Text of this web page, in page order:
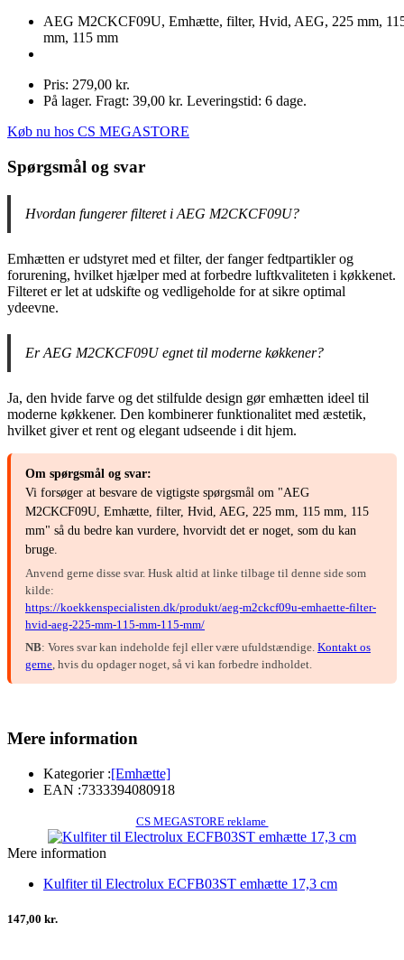
AEG M2CKCF09U, Emhætte, filter, Hvid, AEG, 225 mm,
mm, 115 mm
Pris: 279,00 kr.
På lager. Fragt: 39,00 kr. Leveringstid: 6 dage.
Køb nu hos CS MEGASTORE
Spørgsmål og svar
Hvordan fungerer filteret i AEG M2CKCF09U?
Emhætten er udstyret med et filter, der fanger fedtpartikler og
forurening, hvilket hjælper med at forbedre luftkvaliteten i køkkenet.
Filteret er let at udskifte og vedligeholde for at sikre optimal
ydeevne.
Er AEG M2CKCF09U egnet til moderne køkkener?
Ja, den hvide farve og det stilfulde design gør emhætten ideel til
moderne køkkener. Den kombinerer funktionalitet med æstetik,
hvilket giver et rent og elegant udseende i dit hjem.
Om spørgsmål og svar:
Vi forsøger at besvare de vigtigste spørgsmål om "AEG
M2CKCF09U, Emhætte, filter, Hvid, AEG, 225 mm, 115 mm, 115
mm" så du bedre kan vurdere, hvorvidt det er noget, som du kan
bruge.
Anvend gerne disse svar. Husk altid at linke tilbage til denne side som
kilde:
https://koekkenspecialisten.dk/produkt/aeg-m2ckcf09u-emhaette-filter-
hvid-aeg-225-mm-115-mm-115-mm/
NB: Vores svar kan indeholde fejl eller være ufuldstændige. Kontakt os
gerne, hvis du opdager noget, så vi kan forbedre indholdet.
Mere information
Kategorier :[Emhætte]
EAN :7333394080918
CS MEGASTORE reklame
Mere information
Kulfiter til Electrolux ECFB03ST emhætte 17,3 cm
147,00 kr.